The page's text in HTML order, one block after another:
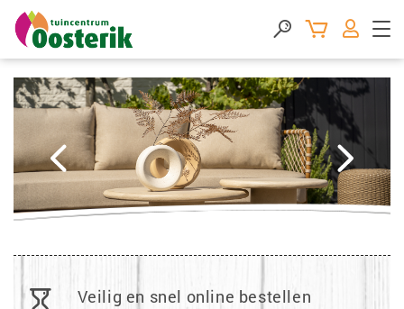
V
o
r
i
g
e
V
o
l
g
n
Veilig en snel online bestellen